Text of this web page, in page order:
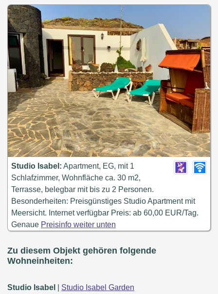
Studio Isabel: Apartment, EG, mit 1
Schlafzimmer, Wohnfläche ca. 30 m2,
Terrasse, belegbar mit bis zu 2 Personen.
Besonderheiten: Preisgünstiges Studio Apartment mit
Meersicht. Internet verfügbar Preis: ab 60,00 EUR/Tag.
Genaue Preisinfo weiter unten
Zu diesem Objekt gehören folgende
Wohneinheiten:
Studio Isabel Studio Isabel Garden